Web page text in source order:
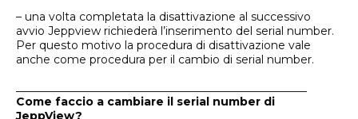
– una volta completata la disattivazione al successivo
avvio Jeppview richiederà l’inserimento del serial number.
Per questo motivo la procedura di disattivazione vale
anche come procedura per il cambio di serial number.
Come faccio a cambiare il serial number di
JeppView?